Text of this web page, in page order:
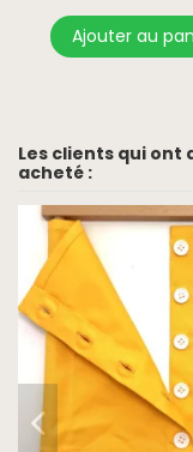
Ajouter au
Les clients qui
acheté :